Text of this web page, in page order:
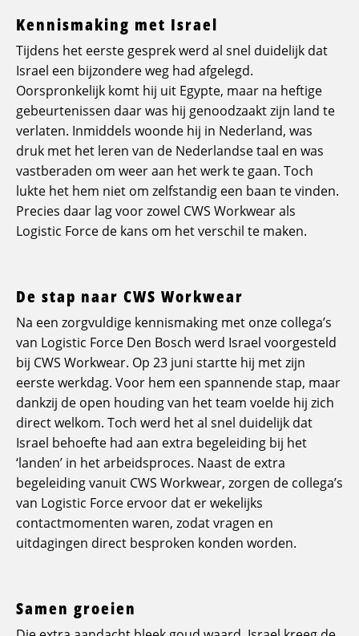
Kennismaking met Israel
Tijdens het eerste gesprek werd al snel duidelijk dat
Israel een bijzondere weg had afgelegd.
Oorspronkelijk komt hij uit Egypte, maar na heftige
gebeurtenissen daar was hij genoodzaakt zijn land te
verlaten. Inmiddels woonde hij in Nederland, was
druk met het leren van de Nederlandse taal en was
vastberaden om weer aan het werk te gaan. Toch
lukte het hem niet om zelfstandig een baan te vinden.
Precies daar lag voor zowel CWS Workwear als
Logistic Force de kans om het verschil te maken.
De stap naar CWS Workwear
Na een zorgvuldige kennismaking met onze collega’s
van Logistic Force Den Bosch werd Israel voorgesteld
bij CWS Workwear. Op 23 juni startte hij met zijn
eerste werkdag. Voor hem een spannende stap, maar
dankzij de open houding van het team voelde hij zich
direct welkom. Toch werd het al snel duidelijk dat
Israel behoefte had aan extra begeleiding bij het
‘landen’ in het arbeidsproces. Naast de extra
begeleiding vanuit CWS Workwear, zorgen de collega’s
van Logistic Force ervoor dat er wekelijks
contactmomenten waren, zodat vragen en
uitdagingen direct besproken konden worden.
Samen groeien